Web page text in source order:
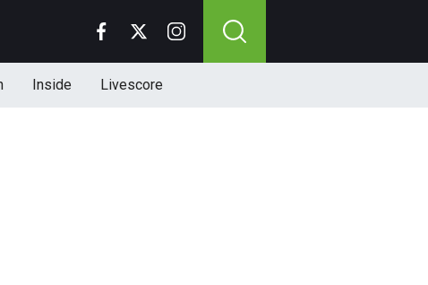
Inside Livescore